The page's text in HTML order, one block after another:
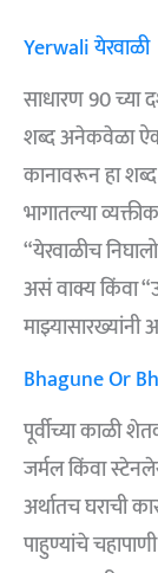
Yerwali येरवाळी
साधारण 90 च्या
शब्द अनेकवेळा
कानावरून हा
भागातल्या
“येरवाळीच
असं वाक्य किंवा
Bhagune Or
पूर्वीच्या काळी
जर्मल किंवा
अर्थातच घराची
पाहुण्यांचे